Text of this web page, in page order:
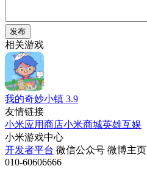
发布
相关游戏
我的奇妙小镇 3.9
友情链接
小米应用商店小米商城英雄互娱
小米游戏中心
开发者平台 微信公众号 微博主页
010-60606666